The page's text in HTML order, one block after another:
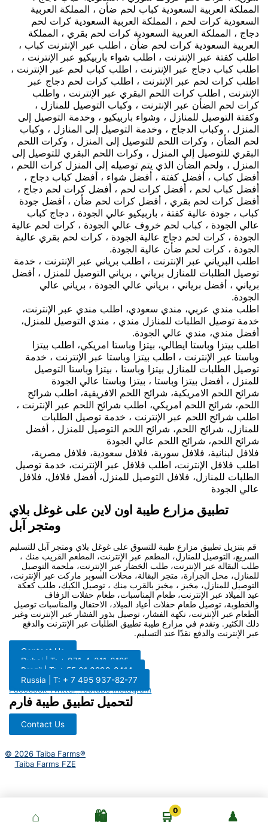
المملكة العربية السعودية كباب لحم ضأن ، المملكة العربية
السعودية كرات لحم ، المملكة العربية السعودية كرات لحم
دجاج ، المملكة العربية السعودية كرات لحم بقري ، المملكة
العربية السعودية كرات لحم ضأن ، اطلب عبر الإنترنت كباب ،
اطلب كفتة عبر الإنترنت ، اطلب شواء باربيكيو عبر الإنترنت ،
اطلب كباب دجاج عبر الإنترنت ، اطلب كباب لحم عبر الإنترنت ،
اطلب كرات لحم عبر الإنترنت ، اطلب كرات لحم دجاج عبر
الإنترنت , اطلب كرات اللحم البقري عبر الإنترنت ، واطلب
كرات لحم الضأن عبر الإنترنت ، وكباب التوصيل للمنازل ،
وكفتة التوصيل للمنازل ، وشواء باربيكيو ، وخدمة التوصيل إلى
المنزل ، وكباب الدجاج ، وخدمة التوصيل إلى المنازل ، وكباب
لحم الضأن ، وكرات اللحم للتوصيل إلى المنزل ، وكرات اللحم
البقري للتوصيل إلى المنزل ، وكرات اللحم البقري للتوصيل إلى
المنزل ، ولحم الضأن الذي يتم توصيله إلى المنزل كرات اللحم ،
أفضل كباب ، أفضل كفتة ، أفضل شواء ، أفضل كباب دجاج ،
أفضل كباب لحم ، أفضل كرات لحم ، أفضل كرات لحم دجاج ،
أفضل كرات لحم بقري ، أفضل كرات لحم ضأن ، أفضل جودة
كباب ، جودة عالية كفتة ، باربيكيو عالي الجودة ، دجاج كباب
عالي الجودة ، كباب لحم خروف عالي الجودة ، كرات لحم عالية
الجودة ، كرات لحم دجاج عالية الجودة ، كرات لحم بقري عالية
الجودة ، كرات لحم ضأن عالية الجودة.
اطلب البرياني عبر الإنترنت ، اطلب برياني عبر الإنترنت ، خدمة
توصيل الطلبات للمنازل برياني ، برياني التوصيل للمنزل ، أفضل
برياني ، أفضل برياني ، برياني عالي الجودة ، برياني عالي
الجودة.
اطلب مندي عربي، مندي سعودي، اطلب مندي عبر الإنترنت،
خدمة توصيل الطلبات للمنازل مندي ، مندي التوصيل للمنزل،
أفضل مندي، مندي عالي الجودة.
اطلب بيتزا وباستا ايطالي، بيتزا وباستا امريكي، اطلب بيتزا
وباستا عبر الإنترنت ، اطلب بيتزا وباستا عبر الإنترنت ، خدمة
توصيل الطلبات للمنازل بيتزا وباستا ، بيتزا وباستا التوصيل
للمنزل ، أفضل بيتزا وباستا ، بيتزا وباستا عالي الجودة
شرائح اللحم الامريكية، شرائح اللحم الافريقية، اطلب شرائح
اللحم، شرائح اللحم امريكي، اطلب شرائح اللحم عبر الإنترنت ،
اطلب شرائح اللحم عبر الإنترنت ، خدمة توصيل الطلبات
للمنازل، شرائح اللحم، شرائح اللحم التوصيل للمنزل ، أفضل
شرائح اللحم، شرائح اللحم عالي الجودة
فلافل لبنانية، فلافل سورية، فلافل سعودية، فلافل مصرية،
اطلب فلافل الإنترنت، اطلب فلافل عبر الإنترنت، خدمة توصيل
الطلبات للمنازل، فلافل التوصيل للمنزل، أفضل فلافل، فلافل
عالي الجودة
تطبيق مزارع طيبة اون لاين على غوغل بلاي
ومتجر آبل
قم بتنزيل تطبيق مزارع طيبة للتسوق على غوغل بلاي ومتجر آبل للتسليم
السريع، التوصيل للمنازل، المطعم عبر الإنترنت، المطعم القريب منك ،
طلب البقالة عبر الإنترنت، طلب الخضار عبر الإنترنت، ملحمة التوصيل
للمنازل، محل الجزارة، متجر البقالة، محلات السوبر ماركت عبر الإنترنت،
التوصيل للمنازل، مخبز ، مخبز بالقرب منك ، توصيل الكيك، طلب كعكة
عيد الميلاد عبر الإنترنت، طعام المناسبات، طعام حفلات الزفاف
والخطوبة، توصيل طعام حفلات أعياد الميلاد، الاحتفال والمناسبات توصيل
الطعام عبر الإنترنت، نكهة الفشار، توصيل بذور الفشار عبر الإنترنت وغير
ذلك الكثير. ونقدم في مزارع طيبة تطبيق الطلبات عبر الإنترنت والدفع
عبر الإنترنت والدفع نقدًا عند التسليم.
Contact Us
Dubai | T: + 971-4-311-6185
Brazil | T: + 55 61 3298-8414
Russia | T: + 7 495 937-82-77
Facebook Twitter Youtube Instagram
لتحميل تطبيق طيبة فارم
Contact Us
© 2026 Taiba Farms®
Taiba Farms FZE
⌂ 🛍️ 0
🛒 ♟